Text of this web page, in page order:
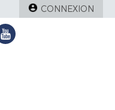
CONNEXION